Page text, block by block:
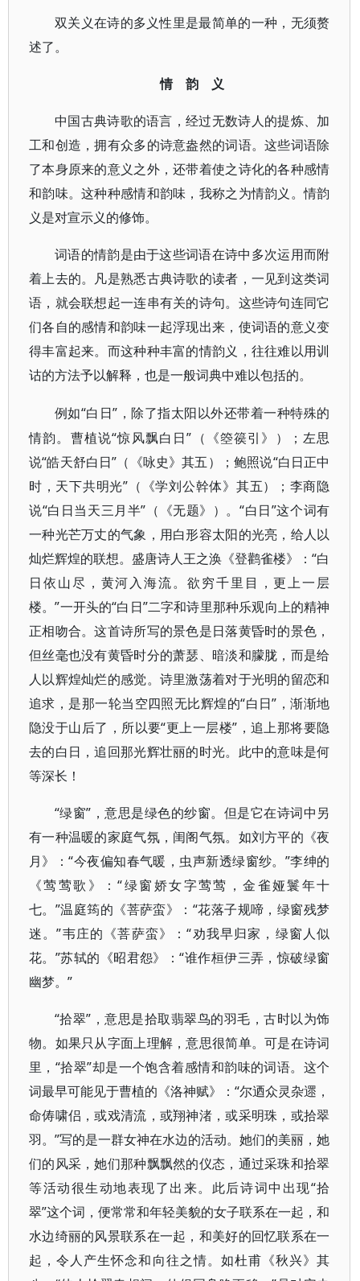
双关义在诗的多义性里是最简单的一种，无须赘
述了。
情 韵 义
中国古典诗歌的语言，经过无数诗人的提炼、加
工和创造，拥有众多的诗意盎然的词语。这些词语除
了本身原来的意义之外，还带着使之诗化的各种感情
和韵味。这种种感情和韵味，我称之为情韵义。情韵
义是对宣示义的修饰。
词语的情韵是由于这些词语在诗中多次运用而附
着上去的。凡是熟悉古典诗歌的读者，一见到这类词
语，就会联想起一连串有关的诗句。这些诗句连同它
们各自的感情和韵味一起浮现出来，使词语的意义变
得丰富起来。而这种种丰富的情韵义，往往难以用训
诂的方法予以解释，也是一般词典中难以包括的。
例如“白日”，除了指太阳以外还带着一种特殊的
情韵。曹植说“惊风飘白日”（《箜篌引》）；左思
说“皓天舒白日”（《咏史》其五）；鲍照说“白日正中
时，天下共明光”（《学刘公幹体》其五）；李商隐
说“白日当天三月半”（《无题》）。“白日”这个词有
一种光芒万丈的气象，用白形容太阳的光亮，给人以
灿烂辉煌的联想。盛唐诗人王之涣《登鹳雀楼》：“白
日依山尽，黄河入海流。欲穷千里目，更上一层
楼。”一开头的“白日”二字和诗里那种乐观向上的精神
正相吻合。这首诗所写的景色是日落黄昏时的景色，
但丝毫也没有黄昏时分的萧瑟、暗淡和朦胧，而是给
人以辉煌灿烂的感觉。诗里激荡着对于光明的留恋和
追求，是那一轮当空四照无比辉煌的“白日”，渐渐地
隐没于山后了，所以要“更上一层楼”，追上那将要隐
去的白日，追回那光辉壮丽的时光。此中的意味是何
等深长！
“绿窗”，意思是绿色的纱窗。但是它在诗词中另
有一种温暖的家庭气氛，闺阁气氛。如刘方平的《夜
月》：“今夜偏知春气暖，虫声新透绿窗纱。”李绅的
《莺莺歌》：“绿窗娇女字莺莺，金雀娅鬟年十
七。”温庭筠的《菩萨蛮》：“花落子规啼，绿窗残梦
迷。”韦庄的《菩萨蛮》：“劝我早归家，绿窗人似
花。”苏轼的《昭君怨》：“谁作桓伊三弄，惊破绿窗
幽梦。”
“拾翠”，意思是拾取翡翠鸟的羽毛，古时以为饰
物。如果只从字面上理解，意思很简单。可是在诗词
里，“拾翠”却是一个饱含着感情和韵味的词语。这个
词最早可能见于曹植的《洛神赋》：“尔迺众灵杂遝，
命俦啸侣，或戏清流，或翔神渚，或采明珠，或拾翠
羽。”写的是一群女神在水边的活动。她们的美丽，她
们的风采，她们那种飘飘然的仪态，通过采珠和拾翠
等活动很生动地表现了出来。此后诗词中出现“拾
翠”这个词，便常常和年轻美貌的女子联系在一起，和
水边绮丽的风景联系在一起，和美好的回忆联系在一
起，令人产生怀念和向往之情。如杜甫《秋兴》其